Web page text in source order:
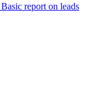
Basic report on leads